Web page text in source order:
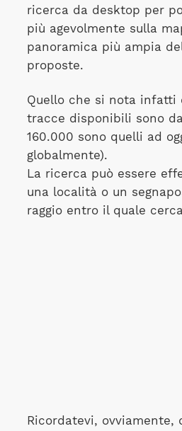
ricerca da desktop per
più agevolmente sulla
panoramica più ampia
proposte.
Quello che si nota infatti
tracce disponibili sono
160.000 sono quelli ad
globalmente).
La ricerca può essere
una località o un
raggio entro il quale
Ricordatevi, ovviamente,